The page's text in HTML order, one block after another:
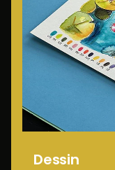
Dessin